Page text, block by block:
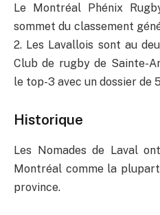
Le Montréal Phénix
sommet du classement
2. Les Lavallois sont au
Club de rugby de Sainte-
le top-3 avec un dossier de
Historique
Les Nomades de Laval
Montréal comme la
province.